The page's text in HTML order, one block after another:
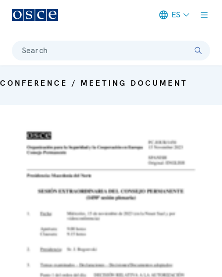
ES
Search
CONFERENCE / MEETING DOCUMENT